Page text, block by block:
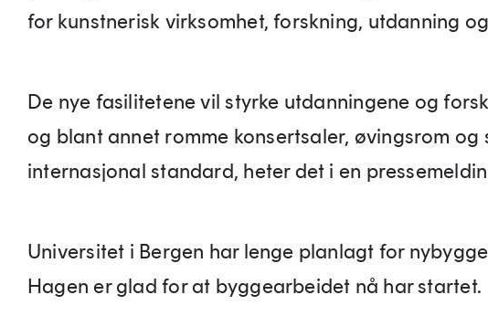
for kunstnerisk virksomhet, forskning, utdanning
De nye fasilitetene vil styrke utdanningene og
og blant annet romme konsertsaler, øvingsrom og
internasjonal standard, heter det i en
Universitet i Bergen har lenge planlagt for
Hagen er glad for at byggearbeidet nå har startet.